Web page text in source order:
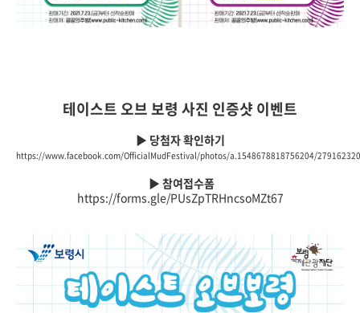
테이스트 오브 보령 사진 인증샷 이벤트
▶ 당첨자 확인하기
https://www.facebook.com/OfficialMudFestival/photos/a.1548678818756204/
▶ 참여접수폼
https://forms.gle/PUsZpTRHncsoMZt67